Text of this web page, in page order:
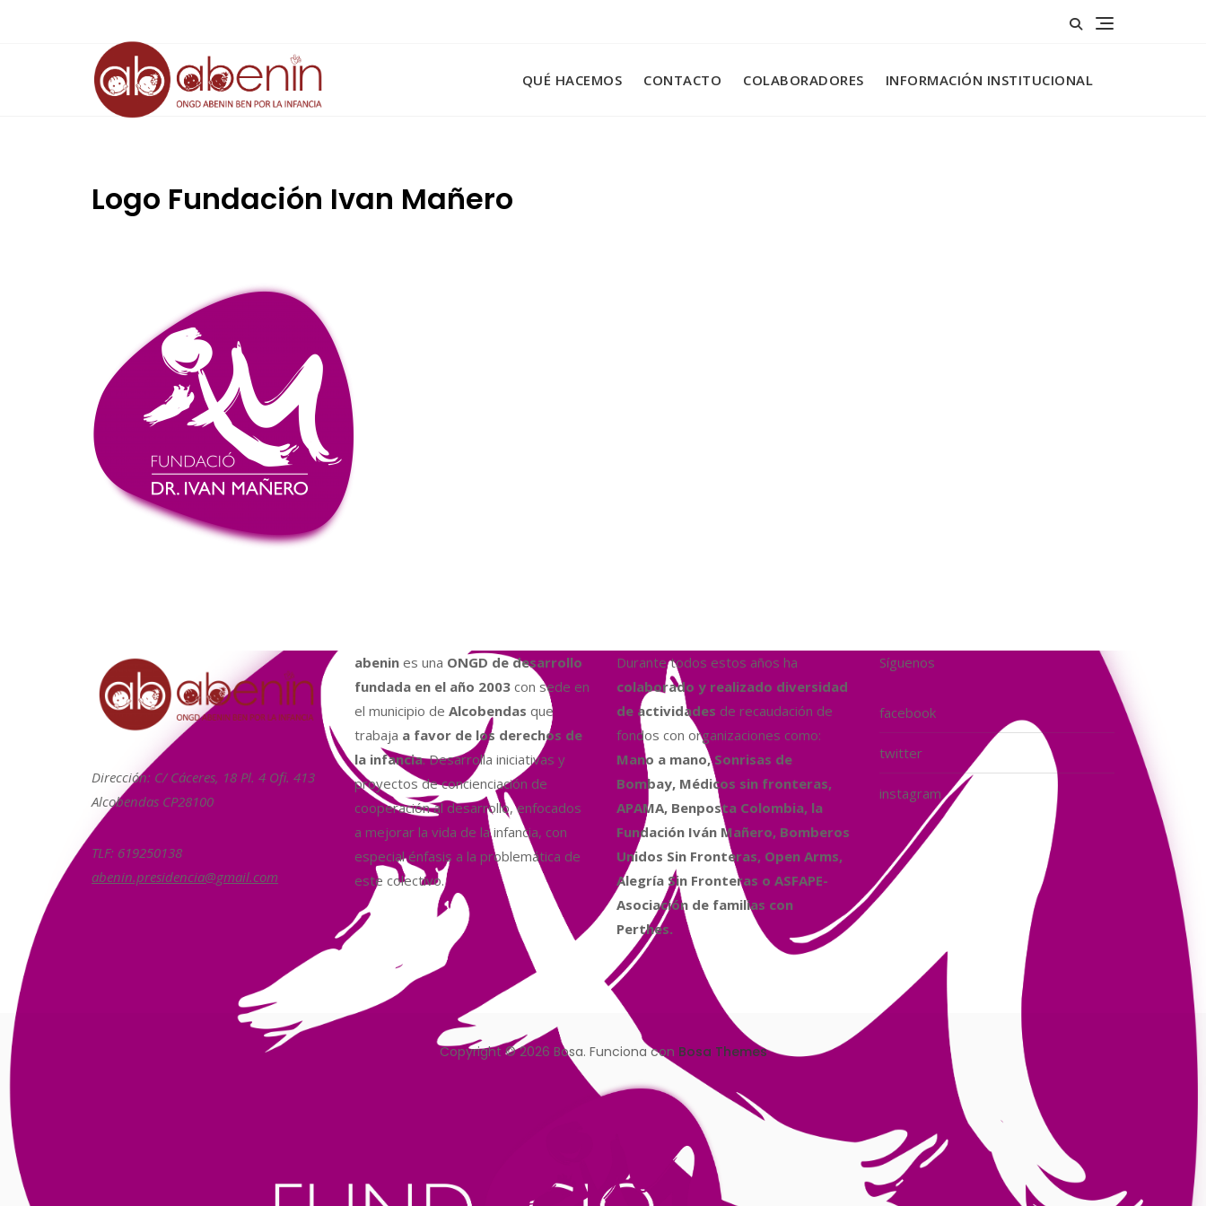
QUÉ HACEMOS
CONTACTO COLABORADORES INFORMACIÓN INSTITUCIONAL
Logo Fundación Ivan Mañero
Dirección: C/ Cáceres, 18 Pl. 4 Ofi. 413
Alcobendas CP28100
TLF: 619250138
abenin.presidencia@gmail.com
abenines una ONGD de desarrollo
fundada en el año 2003con sede en
el municipio de Alcobendas que
trabaja a favor de los derechos de
la infancia. Desarrolla iniciativas y
proyectos de concienciación de
cooperación al desarrollo, enfocados
a mejorar la vida de la infancia, con
especial énfasis a la problemática de
este colectivo.
Durante todos estos años ha
colaborado y realizado diversidad
de actividades de recaudación de
fondos con organizaciones como:
Mano a mano, Sonrisas de
Bombay, Médicos sin fronteras,
APAMA, Benposta Colombia, la
Fundación Iván Mañero, Bomberos
Unidos Sin Fronteras, Open Arms,
Alegría Sin Fronteras o ASFAPE-
Asociación de familias con
Perthes.
Síguenos
facebook
twitter
instagram
Copyright © 2026 Bosa. Funciona con Bosa Themes